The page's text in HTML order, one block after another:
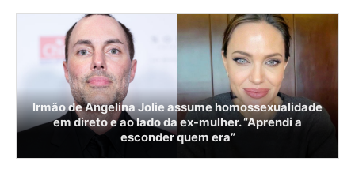
Irmão de Angelina Jolie assume homossexualidade
em direto e ao lado da ex-mulher. “Aprendi a
esconder quem era”